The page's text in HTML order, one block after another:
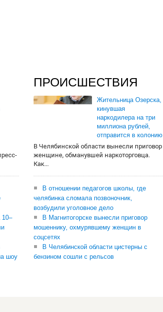
10–
шоу
ПРОИСШЕСТВИЯ
Жительница Озерска,
кинувшая
наркодилера на три
миллиона рублей,
отправится в колонию
В Челябинской области вынесли приговор
женщине, обманувшей наркоторговца.
Как...
В отношении педагогов школы, где
челябинка сломала позвоночник,
возбудили уголовное дело
В Магнитогорске вынесли приговор
мошеннику, охмурявшему женщин в
соцсетях
В Челябинской области цистерны с
бензином сошли с рельсов